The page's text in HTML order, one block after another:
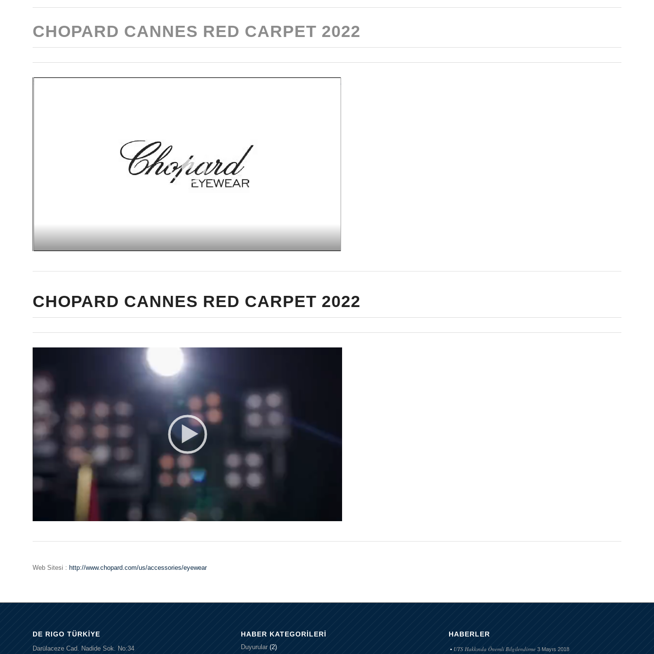
CHOPARD CANNES RED CARPET 2022
CHOPARD CANNES RED CARPET 2022
Web Sitesi : http://www.chopard.com/us/accessories/eyewear
DE RIGO TÜRKIYE
Darülaceze Cad. Nadide Sok. No:34
HABER KATEGORILERI
Duyurular(2)
HABERLER
UTS Hakkında Önemli Bilgilendirme 3 Mayıs 2018